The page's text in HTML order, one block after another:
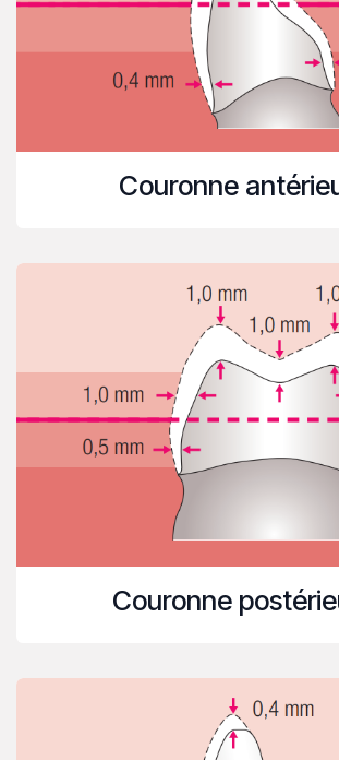
Couronne
Couronne